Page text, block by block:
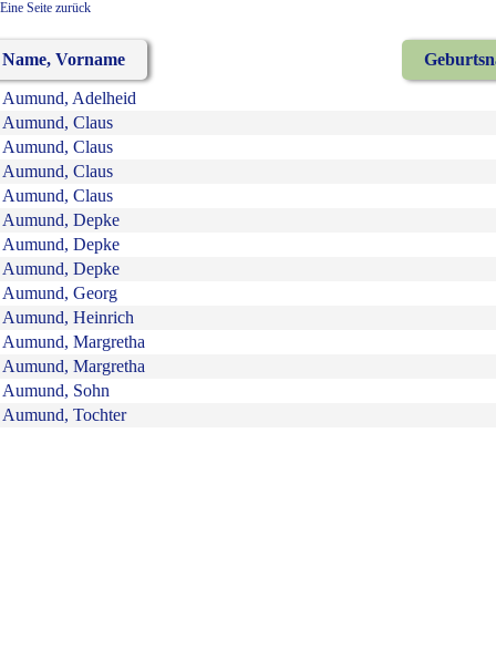
Eine Seite zurück
Name, Vorname
Aumund, Adelheid
Aumund, Claus
Aumund, Claus
Aumund, Claus
Aumund, Claus
Aumund, Depke
Aumund, Depke
Aumund, Depke
Aumund, Georg
Aumund, Heinrich
Aumund, Margretha
Aumund, Margretha
Aumund, Sohn
Aumund, Tochter